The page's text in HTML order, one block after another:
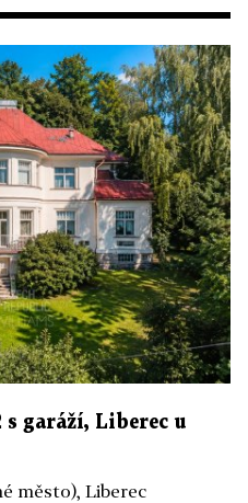
s garáží, Liberec u
město), Liberec